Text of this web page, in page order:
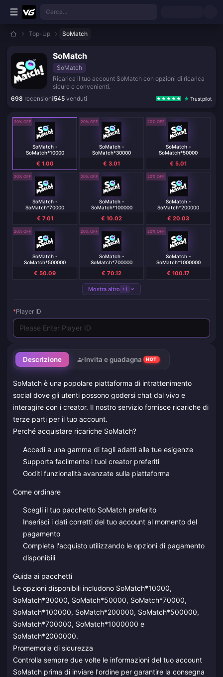
Vai al contenuto principale
Cerca...
Top-Up SoMatch
SoMatch
SoMatch
Ricarica il tuo account SoMatch con opzioni di ricarica
sicure e convenienti.
698 recensioni 545 venduti Trustpilot
Descrizione Invita e guadagna HOT
SoMatch è una popolare piattaforma di intrattenimento
social dove gli utenti possono godersi chat dal vivo e
interagire con i creator. Il nostro servizio fornisce ricariche di
terze parti per il tuo account.
Perché acquistare ricariche SoMatch?
Accedi a una gamma di tagli adatti alle tue esigenze
Supporta facilmente i tuoi creator preferiti
Goditi funzionalità avanzate sulla piattaforma
Come ordinare
Scegli il tuo pacchetto SoMatch preferito
Inserisci i dati corretti del tuo account al momento del
pagamento
Completa l'acquisto utilizzando le opzioni di pagamento
disponibili
Guida ai pacchetti
Le opzioni disponibili includono SoMatch*10000,
SoMatch*30000, SoMatch*50000, SoMatch*70000,
SoMatch*100000, SoMatch*200000, SoMatch*500000,
SoMatch*700000, SoMatch*1000000 e
SoMatch*2000000.
Promemoria di sicurezza
Controlla sempre due volte le informazioni del tuo account
SoMatch prima di inviare l'ordine per garantire la consegna
20% OFF
SoMatch -
SoMatch*10000
€ 1.00
20% OFF
SoMatch -
SoMatch*30000
€ 3.01
20% OFF
SoMatch -
SoMatch*50000
€ 5.01
20% OFF
SoMatch -
SoMatch*70000
€ 7.01
20% OFF
SoMatch -
SoMatch*100000
€ 10.02
20% OFF
SoMatch -
SoMatch*200000
€ 20.03
20% OFF
SoMatch -
SoMatch*500000
€ 50.09
20% OFF
SoMatch -
SoMatch*700000
€ 70.12
20% OFF
SoMatch -
SoMatch*1000000
€ 100.17
Mostra altro +1
*Player ID